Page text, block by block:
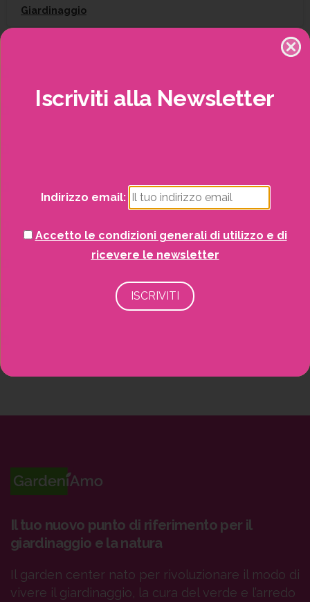
Giardinaggio
Piscine e idro
Recinzioni
Il tuo nuovo punto di riferimento per il
giardinaggio e la natura
Il garden center nato per rivoluzionare il modo di
vivere il giardinaggio, la cura del verde e l’arredo
Iscriviti alla Newsletter
Indirizzo email:
Accetto le condizioni generali di utilizzo e di
ricevere le newsletter